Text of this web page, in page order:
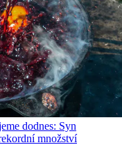
dodnes: Syn
množství